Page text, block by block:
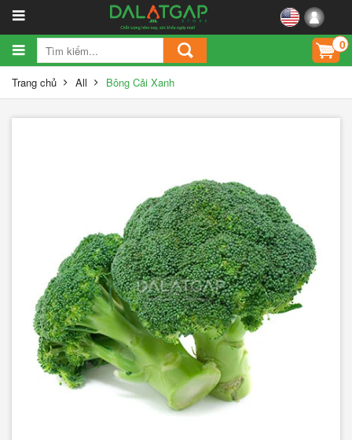
0
Trang chủ All Bông Cải Xanh